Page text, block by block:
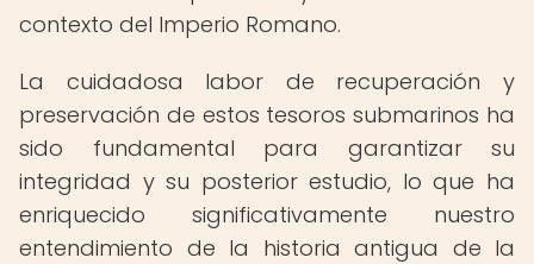
contexto del Imperio Romano.
La cuidadosa labor de recuperación y
preservación de estos tesoros submarinos ha
sido fundamental para garantizar su
integridad y su posterior estudio, lo que ha
enriquecido significativamente nuestro
entendimiento de la historia antigua de la